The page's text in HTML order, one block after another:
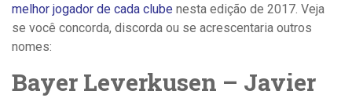
melhor jogador de cada clube nesta edição de 2017. Veja
se você concorda, discorda ou se acrescentaria outros
nomes:
Bayer Leverkusen – Javier